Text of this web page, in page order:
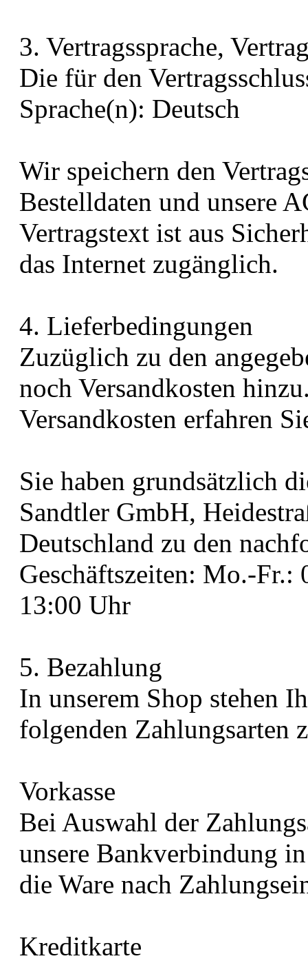
3. Vertragssprache,
Die für den
Sprache(n): Deutsch
Wir speichern den
Bestelldaten und unsere
Vertragstext ist aus
das Internet zugänglich.
4. Lieferbedingungen
Zuzüglich zu den
noch Versandkosten
Versandkosten erfahren
Sie haben grundsätzlich
Sandtler GmbH,
Deutschland zu den
Geschäftszeiten: Mo.-
13:00 Uhr
5. Bezahlung
In unserem Shop stehen
folgenden Zahlungsarten
Vorkasse
Bei Auswahl der
unsere Bankverbindung
die Ware nach
Kreditkarte